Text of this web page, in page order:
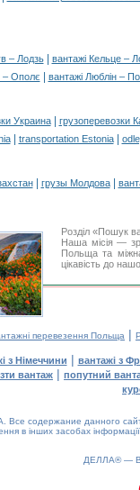
– Лодзь|
вантажі Кельце –
– Ополє вантажі Люблін –
Украина|
грузоперевозки
| transportation Estonia|
| грузы Молдова|
Розділ «Пошук
Наша місія —
Польща та
цікавість до
перевезення Польща |
з Німеччини | вантажі з
вантаж | попутний
Все содержание данного
в інших засобах
ДЕЛЛА® —